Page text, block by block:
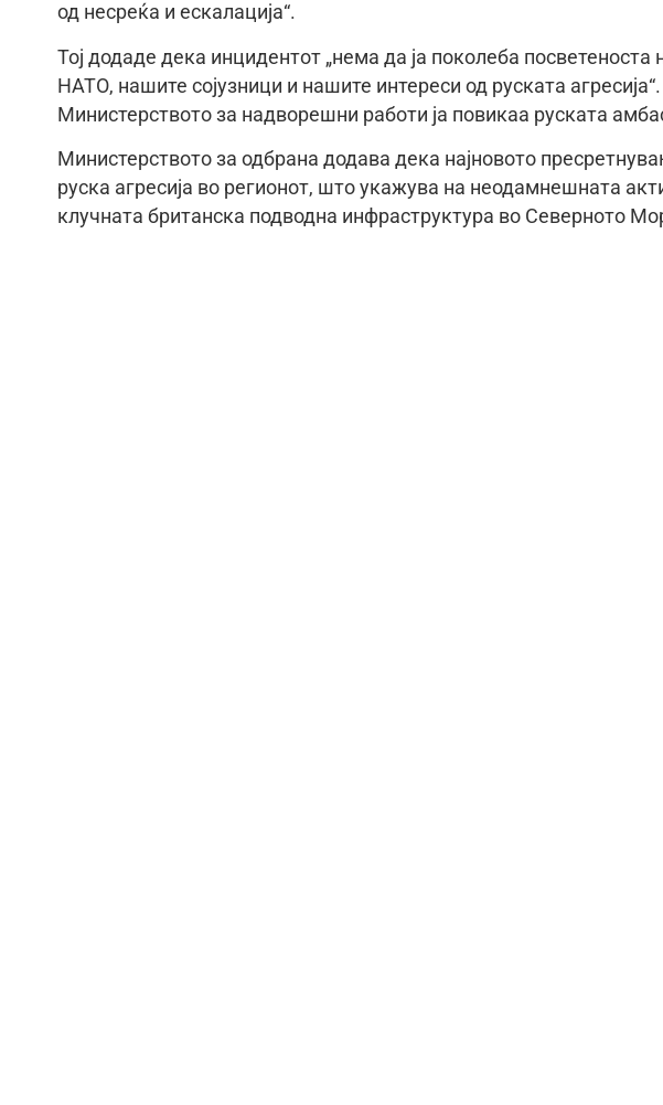
од несреќа и ескалација“.
Тој додаде дека инцидентот „нема да ја поколеба посветеноста
НАТО, нашите сојузници и нашите интереси од руската
Министерството за надворешни работи ја повикаа руската
Министерството за одбрана додава дека најновото
руска агресија во регионот, што укажува на неодамнешната
клучната британска подводна инфраструктура во Северното